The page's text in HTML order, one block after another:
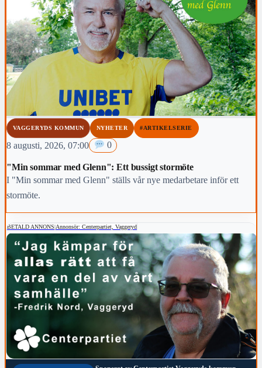
VAGGERYDS KOMMUN NYHETER #ARTIKELSERIE
8 augusti, 2026, 07:00 0
"Min sommar med Glenn": Ett bussigt stormöte
I "Min sommar med Glenn" ställs vår nye medarbetare inför ett
stormöte.
BETALD ANNONS Annonsör: Centerpartiet, Vaggeryd